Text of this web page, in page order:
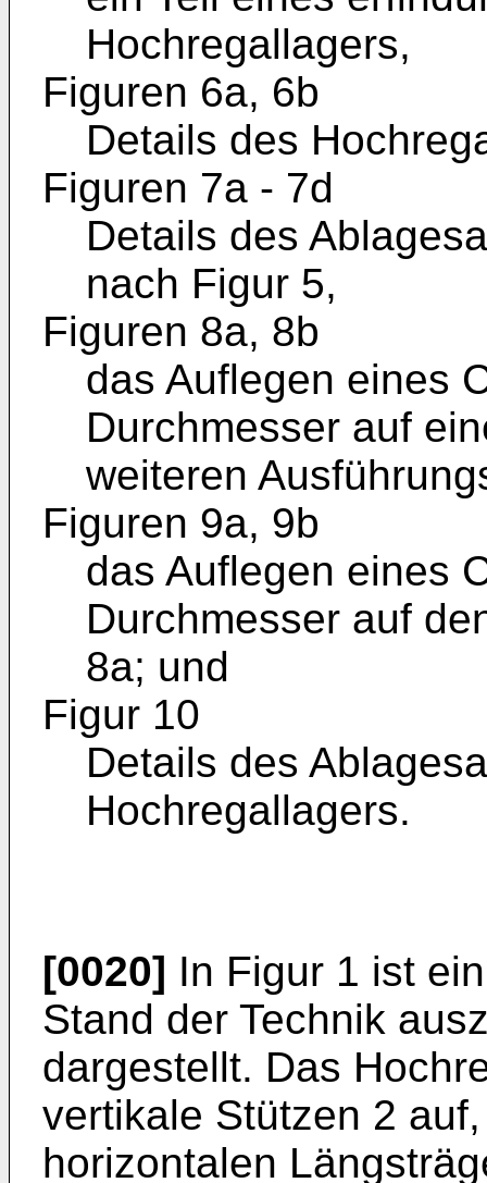
Hochregallagers,
Figuren 6a, 6b
Details des
Figuren 7a - 7d
Details des
nach Figur 5,
Figuren 8a, 8b
das Auflegen eines
Durchmesser auf
weiteren
Figuren 9a, 9b
das Auflegen eines
Durchmesser auf
8a; und
Figur 10
Details des
Hochregallagers.
[0020] In Figur 1 ist
Stand der Technik
dargestellt. Das
vertikale Stützen 2
horizontalen